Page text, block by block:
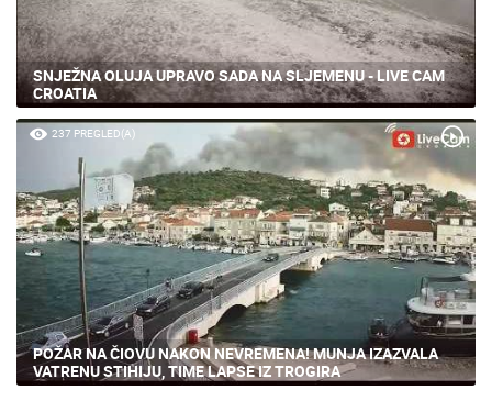
SNJEŽNA OLUJA UPRAVO SADA NA SLJEMENU - LIVE CAM
CROATIA
237 PREGLED(A)
POŽAR NA ČIOVU NAKON NEVREMENA! MUNJA IZAZVALA
VATRENU STIHIJU, TIME LAPSE IZ TROGIRA